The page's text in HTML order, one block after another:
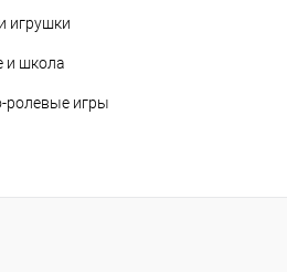
игрушки
и школа
игры